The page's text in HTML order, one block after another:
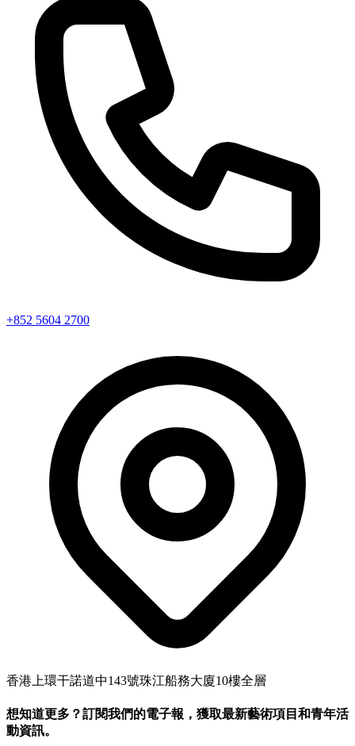
+852 5604 2700
香港上環干諾道中143號珠江船務大廈10樓全層
想知道更多？訂閱我們的電子報，獲取最新藝術項目和青年活
動資訊。